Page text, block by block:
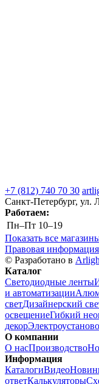
+7 (812) 740 70 30
Санкт-Петербург, ул.
Работаем:
Пн–Пт 10–19
Показать все
Правовая информация
© Разработано в
Каталог
Светодиодные ленты
и автоматизации
светДизайнерский
освещениеГибкий
декор
О компании
О насПроизводство
Информация
КаталогиВидео
ответКалькуляторы